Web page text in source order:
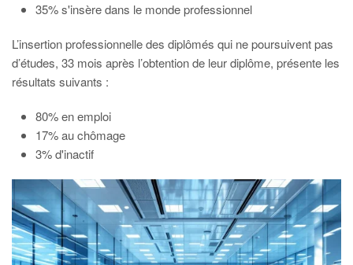
35% s'insère dans le monde professionnel
L’insertion professionnelle des diplômés qui ne poursuivent pas
d’études, 33 mois après l’obtention de leur diplôme, présente les
résultats suivants :
80% en emploi
17% au chômage
3% d'inactif